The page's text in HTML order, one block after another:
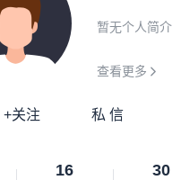
暂无个人简介
查看更多
+关注 私 信
16 30